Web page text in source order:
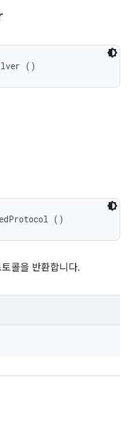
()
()
콜을 반환합니다.